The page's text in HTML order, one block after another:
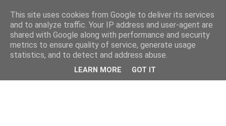
This site uses cookies from Google to deliver its services
and to analyze traffic. Your IP address and user-agent are
shared with Google along with performance and security
metrics to ensure quality of service, generate usage
statistics, and to detect and address abuse.
LEARN MORE GOT IT